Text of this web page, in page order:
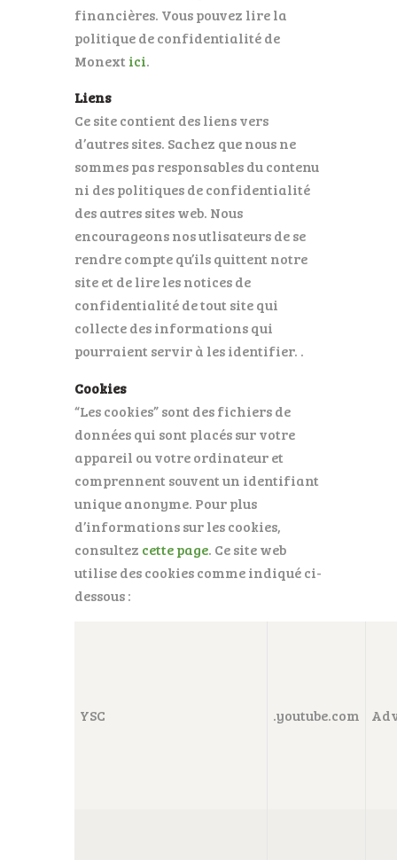
financières. Vous pouvez lire la
politique de confidentialité de
Monext ici.
Liens
Ce site contient des liens vers
d’autres sites. Sachez que nous ne
sommes pas responsables du contenu
ni des politiques de confidentialité
des autres sites web. Nous
encourageons nos utlisateurs de se
rendre compte qu’ils quittent notre
site et de lire les notices de
confidentialité de tout site qui
collecte des informations qui
pourraient servir à les identifier. .
Cookies
“Les cookies” sont des fichiers de
données qui sont placés sur votre
appareil ou votre ordinateur et
comprennent souvent un identifiant
unique anonyme. Pour plus
d’informations sur les cookies,
consultez cette page. Ce site web
utilise des cookies comme indiqué ci-
dessous :
YSC .youtube.com